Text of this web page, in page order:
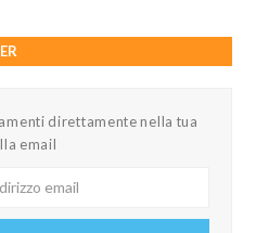
direttamente nella tua
email